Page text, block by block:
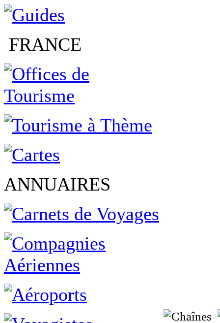
FRANCE
ANNUAIRES